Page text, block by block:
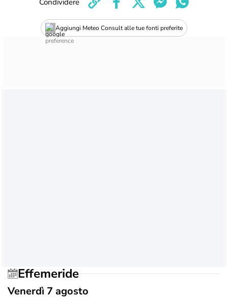
Aggiungi Meteo Consult alle tue fonti preferite
Condividere
Effemeride
Venerdì 7 agosto